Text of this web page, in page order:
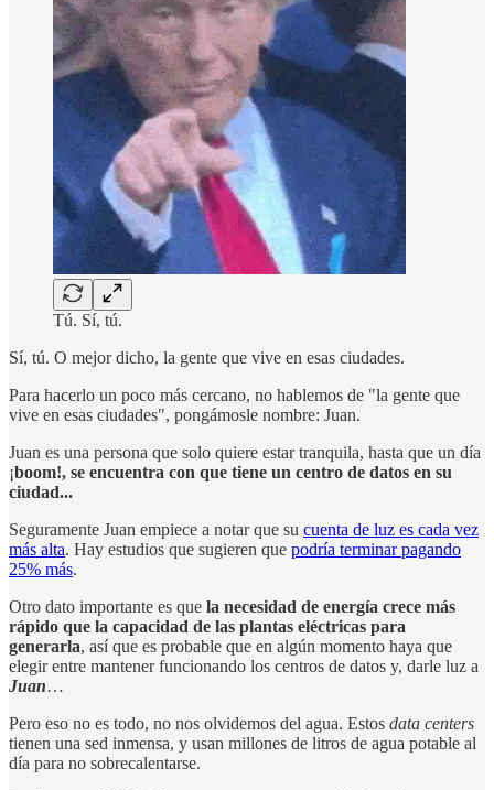
Tú. Sí, tú.
Sí, tú. O mejor dicho, la gente que vive en esas ciudades.
Para hacerlo un poco más cercano, no hablemos de "la gente que
vive en esas ciudades", pongámosle nombre: Juan.
Juan es una persona que solo quiere estar tranquila, hasta que un día
¡boom!, se encuentra con que tiene un centro de datos en su
ciudad...
Seguramente Juan empiece a notar que su cuenta de luz es cada vez
más alta. Hay estudios que sugieren que podría terminar pagando
25% más.
Otro dato importante es que la necesidad de energía crece más
rápido que la capacidad de las plantas eléctricas para
generarla, así que es probable que en algún momento haya que
elegir entre mantener funcionando los centros de datos y, darle luz a
Juan…
Pero eso no es todo, no nos olvidemos del agua. Estos data centers
tienen una sed inmensa, y usan millones de litros de agua potable al
día para no sobrecalentarse.